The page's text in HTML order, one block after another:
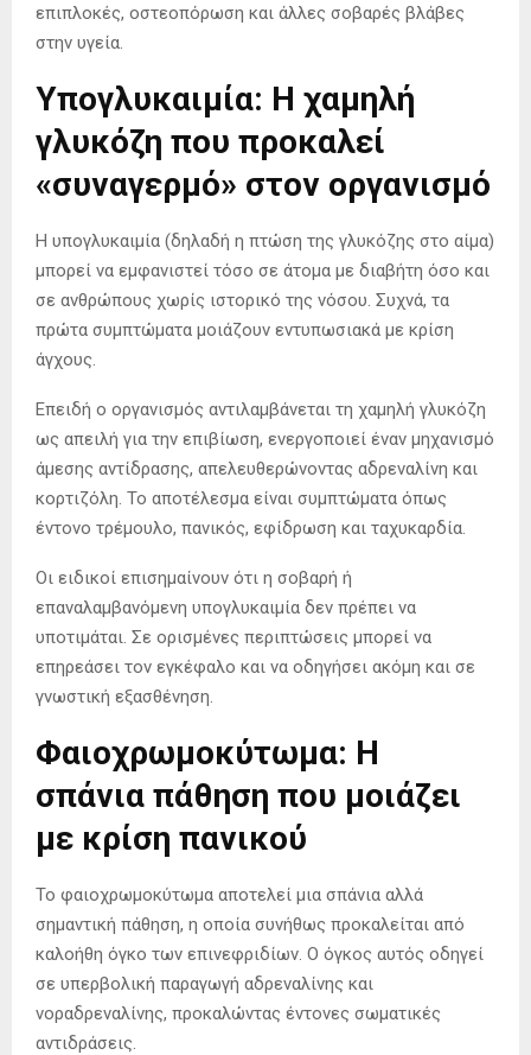
επιπλοκές, οστεοπόρωση και άλλες σοβαρές βλάβες
στην υγεία.
Υπογλυκαιμία: Η χαμηλή
γλυκόζη που προκαλεί
«συναγερμό» στον οργανισμό
Η υπογλυκαιμία (δηλαδή η πτώση της γλυκόζης στο αίμα)
μπορεί να εμφανιστεί τόσο σε άτομα με διαβήτη όσο και
σε ανθρώπους χωρίς ιστορικό της νόσου. Συχνά, τα
πρώτα συμπτώματα μοιάζουν εντυπωσιακά με κρίση
άγχους.
Επειδή ο οργανισμός αντιλαμβάνεται τη χαμηλή γλυκόζη
ως απειλή για την επιβίωση, ενεργοποιεί έναν μηχανισμό
άμεσης αντίδρασης, απελευθερώνοντας αδρεναλίνη και
κορτιζόλη. Το αποτέλεσμα είναι συμπτώματα όπως
έντονο τρέμουλο, πανικός, εφίδρωση και ταχυκαρδία.
Οι ειδικοί επισημαίνουν ότι η σοβαρή ή
επαναλαμβανόμενη υπογλυκαιμία δεν πρέπει να
υποτιμάται. Σε ορισμένες περιπτώσεις μπορεί να
επηρεάσει τον εγκέφαλο και να οδηγήσει ακόμη και σε
γνωστική εξασθένηση.
Φαιοχρωμοκύτωμα: Η
σπάνια πάθηση που μοιάζει
με κρίση πανικού
Το φαιοχρωμοκύτωμα αποτελεί μια σπάνια αλλά
σημαντική πάθηση, η οποία συνήθως προκαλείται από
καλοήθη όγκο των επινεφριδίων. Ο όγκος αυτός οδηγεί
σε υπερβολική παραγωγή αδρεναλίνης και
νοραδρεναλίνης, προκαλώντας έντονες σωματικές
αντιδράσεις.